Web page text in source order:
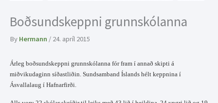
Boðsundskeppni grunnskólanna
By Hermann / 24. apríl 2015
Árleg boðsundskeppni grunnskólanna fór fram í annað skipti á
miðvikudaginn síðastliðin. Sundsamband Íslands hélt keppnina í
Ásvallalaug í Hafnarfirði.